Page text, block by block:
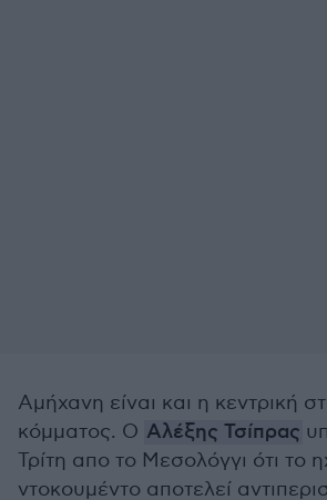
Αμήχανη είναι και η κεντρική
κόμματος. Ο Αλέξης Τσίπρας
Τρίτη απο το Μεσολόγγι ότι το
ντοκουμέντο αποτελεί